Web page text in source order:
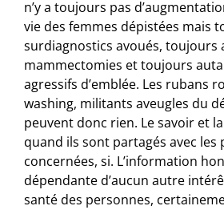
n’y a toujours pas
vie des femmes dépistées mais
surdiagnostics avoués, toujours
mammectomies et toujours
agressifs d’emblée. Les rubans
washing, militants aveugles du
peuvent donc rien. Le savoir et
quand ils sont partagés avec les
concernées, si. L’information
dépendante d’aucun autre
santé des personnes,